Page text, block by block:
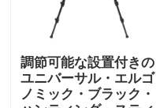
調節可能な設置付きの
ユニバーサル・エルゴ
ノミック・ブラック・